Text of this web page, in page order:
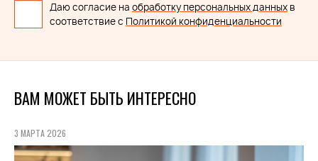
Даю согласие на обработку персональных данных в
соответствие с Политикой конфиденциальности
ВАМ МОЖЕТ БЫТЬ ИНТЕРЕСНО
3 МАРТА 2026